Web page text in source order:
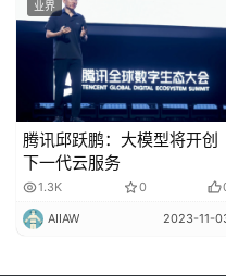
业界
腾讯邱跃鹏：大模型将开创
下一代云服务
1.3K 0
AIIAW 2023-11-